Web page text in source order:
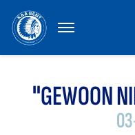
MENU
"GEWOON